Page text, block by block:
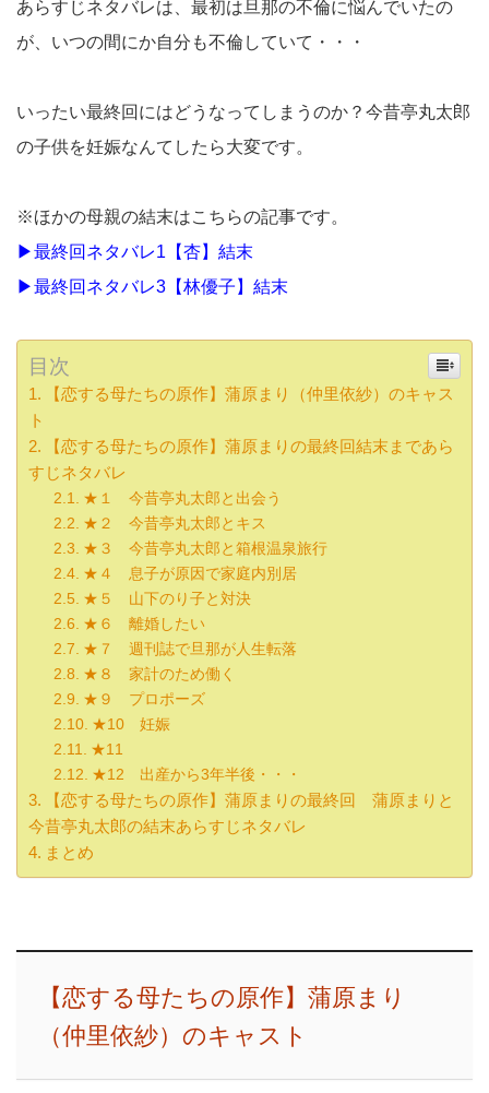
あらすじネタバレは、最初は旦那の不倫に悩んでいたの
が、いつの間にか自分も不倫していて・・・
いったい最終回にはどうなってしまうのか？今昔亭丸太郎
の子供を妊娠なんてしたら大変です。
※ほかの母親の結末はこちらの記事です。
▶最終回ネタバレ1【杏】結末
▶最終回ネタバレ3【林優子】結末
目次
【恋する母たちの原作】蒲原まり（仲里依紗）のキャス
ト
【恋する母たちの原作】蒲原まりの最終回結末まであら
すじネタバレ
★１ 今昔亭丸太郎と出会う
★２ 今昔亭丸太郎とキス
★３ 今昔亭丸太郎と箱根温泉旅行
★４ 息子が原因で家庭内別居
★５ 山下のり子と対決
★６ 離婚したい
★７ 週刊誌で旦那が人生転落
★８ 家計のため働く
★９ プロポーズ
★10 妊娠
★11
★12 出産から3年半後・・・
【恋する母たちの原作】蒲原まりの最終回 蒲原まりと
今昔亭丸太郎の結末あらすじネタバレ
まとめ
【恋する母たちの原作】蒲原まり
（仲里依紗）のキャスト